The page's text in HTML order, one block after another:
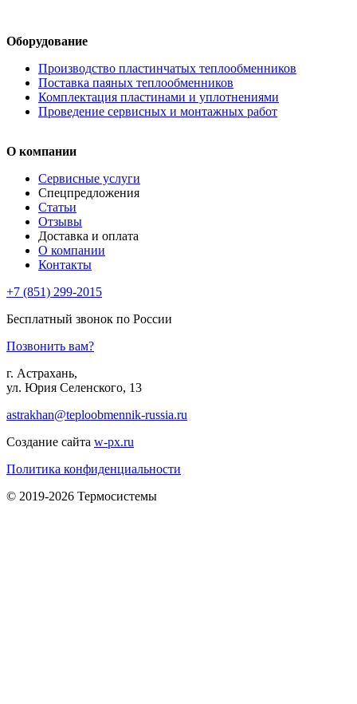
Оборудование
Производство пластинчатых теплообменников
Поставка паяных теплообменников
Комплектация пластинами и уплотнениями
Проведение сервисных и монтажных работ
О компании
Сервисные услуги
Спецпредложения
Статьи
Отзывы
Доставка и оплата
О компании
Контакты
+7 (851) 299-2015
Бесплатный звонок по России
Позвонить вам?
г. Астрахань,
ул. Юрия Селенского, 13
astrakhan@teploobmennik-russia.ru
Создание сайта w-px.ru
Политика конфиденциальности
© 2019-2026 Термосистемы